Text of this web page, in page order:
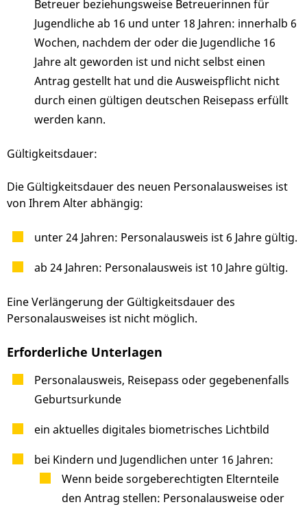
Betreuer beziehungsweise Betreuerinnen für
Jugendliche ab 16 und unter 18 Jahren: innerhalb 6
Wochen, nachdem der oder die Jugendliche 16
Jahre alt geworden ist und nicht selbst einen
Antrag gestellt hat und die Ausweispflicht nicht
durch einen gültigen deutschen Reisepass erfüllt
werden kann.
Gültigkeitsdauer:
Die Gültigkeitsdauer des neuen Personalausweises ist
von Ihrem Alter abhängig:
unter 24 Jahren: Personalausweis ist 6 Jahre gültig.
ab 24 Jahren: Personalausweis ist 10 Jahre gültig.
Eine Verlängerung der Gültigkeitsdauer des
Personalausweises ist nicht möglich.
Erforderliche Unterlagen
Personalausweis, Reisepass oder gegebenenfalls
Geburtsurkunde
ein aktuelles digitales biometrisches Lichtbild
bei Kindern und Jugendlichen unter 16 Jahren:
Wenn beide sorgeberechtigten Elternteile
den Antrag stellen: Personalausweise oder